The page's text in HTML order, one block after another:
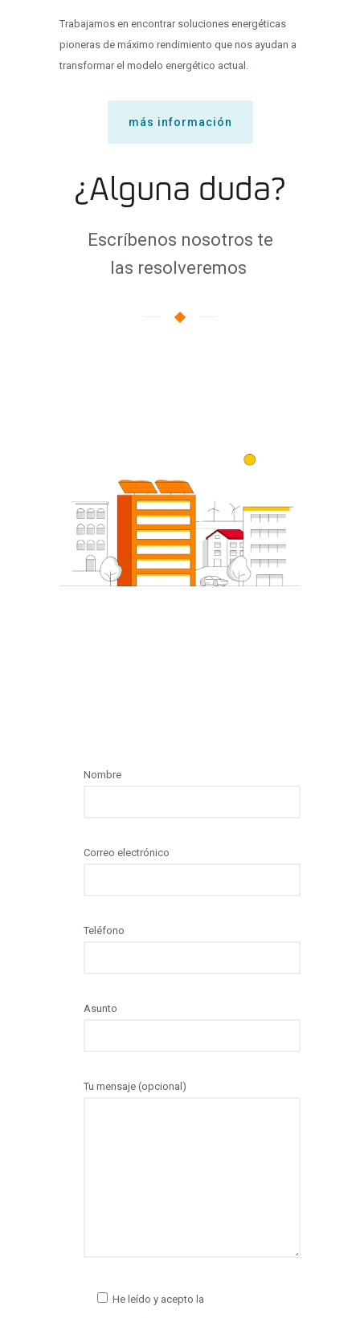
Trabajamos en encontrar soluciones energéticas
pioneras de máximo rendimiento que nos ayudan a
transformar el modelo energético actual.
más información
¿Alguna duda?
Escríbenos nosotros te
las resolveremos
Nombre
Correo electrónico
Teléfono
Asunto
Tu mensaje (opcional)
He leído y acepto la